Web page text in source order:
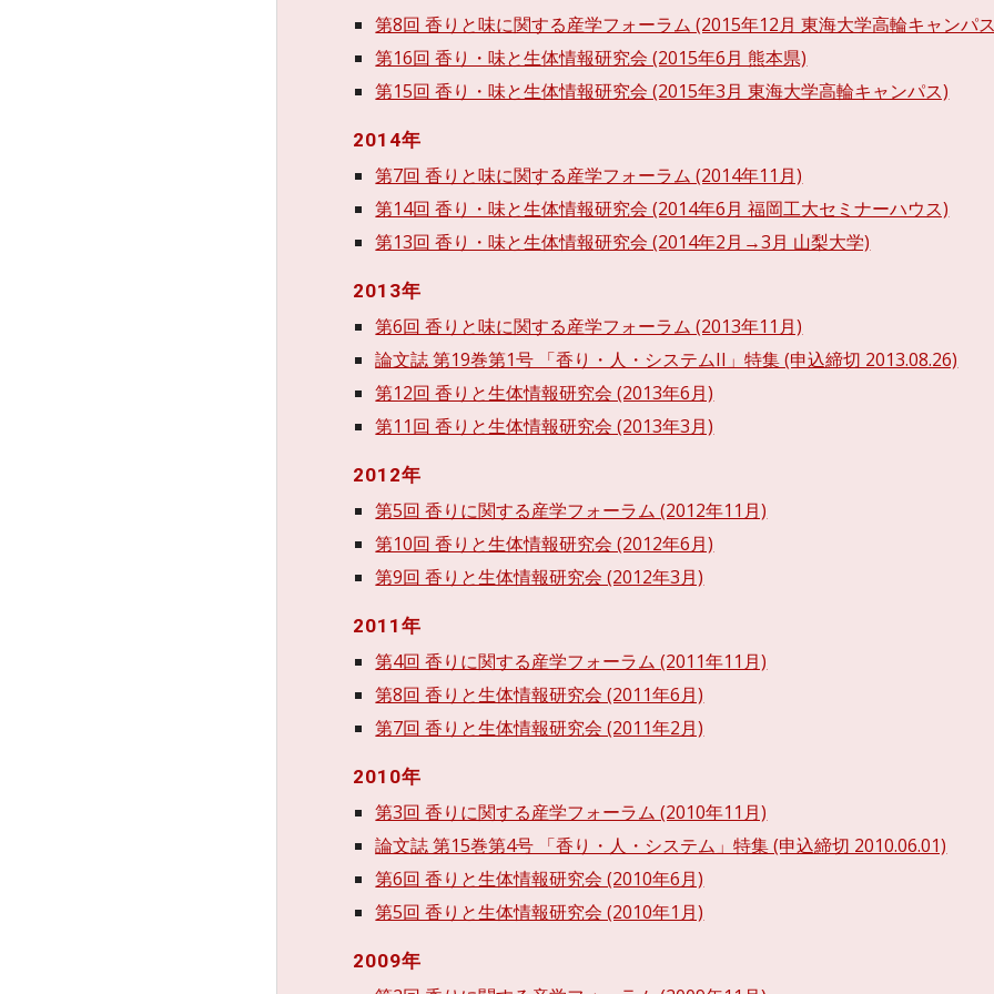
第8回 香りと味に関する産学フォーラム (2015年12月 東海大学高輪キャンパ
第16回 香り・味と生体情報研究会 (2015年6月 熊本県)
第15回 香り・味と生体情報研究会 (2015年3月 東海大学高輪キャンパス)
2014年
第7回 香りと味に関する産学フォーラム (2014年11月)
第14回 香り・味と生体情報研究会 (2014年6月 福岡工大セミナーハウス)
第13回 香り・味と生体情報研究会 (2014年2月→3月 山梨大学)
2013年
第6回 香りと味に関する産学フォーラム (2013年11月)
論文誌 第19巻第1号 「香り・人・システムII」特集 (申込締切 2013.08.26)
第12回 香りと生体情報研究会 (2013年6月)
第11回 香りと生体情報研究会 (2013年3月)
2012年
第5回 香りに関する産学フォーラム (2012年11月)
第10回 香りと生体情報研究会 (2012年6月)
第9回 香りと生体情報研究会 (2012年3月)
2011年
第4回 香りに関する産学フォーラム (2011年11月)
第8回 香りと生体情報研究会 (2011年6月)
第7回 香りと生体情報研究会 (2011年2月)
2010年
第3回 香りに関する産学フォーラム (2010年11月)
論文誌 第15巻第4号 「香り・人・システム」特集 (申込締切 2010.06.01)
第6回 香りと生体情報研究会 (2010年6月)
第5回 香りと生体情報研究会 (2010年1月)
2009年